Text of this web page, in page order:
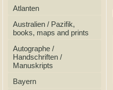
Atlanten
Australien / Pazifik,
books, maps and prints
Autographe /
Handschriften /
Manuskripts
Bayern